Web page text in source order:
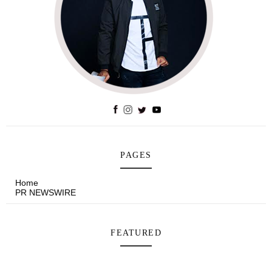
PAGES
Home
PR NEWSWIRE
FEATURED